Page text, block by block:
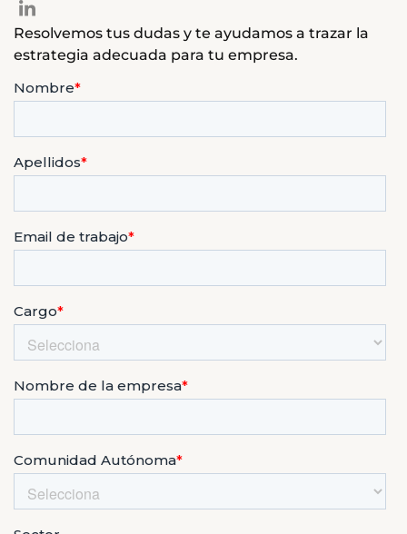
Resolvemos tus dudas y te ayudamos a trazar la
estrategia adecuada para tu empresa.